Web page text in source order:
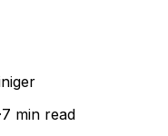
·7 min read